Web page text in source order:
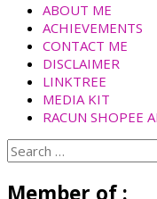
ABOUT ME
ACHIEVEMENTS
CONTACT ME
DISCLAIMER
LINKTREE
MEDIA KIT
RACUN SHOPEE
Search
for:
Member of :